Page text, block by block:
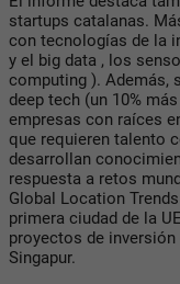
startups catalanas.
con tecnologías de la
y el big data , los
computing ). Además,
deep tech (un 10%
empresas con raíces
que requieren talento
desarrollan
respuesta a retos
Global Location
primera ciudad de la
proyectos de
Singapur.